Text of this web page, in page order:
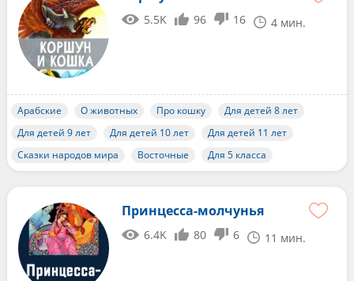
5.5K 96 16 4 мин.
Арабские О животных Про кошку
Для детей 8 лет
Для детей 9 лет
Для детей 10 лет
Для детей 11 лет
Сказки народов мира
Восточные Для 5 класса
Принцесса-молчунья
6.4K 80 6 11 мин.